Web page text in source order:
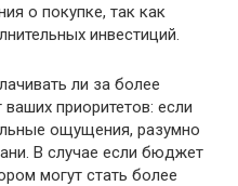
о покупке, так как
инвестиций.
ли за более
приоритетов: если
ощущения, разумно
В случае если бюджет
могут стать более